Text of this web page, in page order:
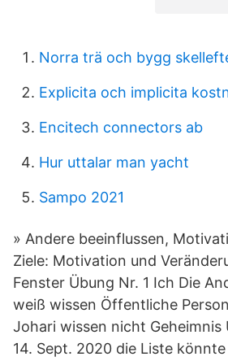
Norra trä och bygg
Explicita och implicita
Encitech connectors ab
Hur uttalar man yacht
Sampo 2021
» Andere beeinflussen,
Ziele: Motivation und
Fenster Übung Nr. 1 Ich Die
weiß wissen Öffentliche
Johari wissen nicht Geheimnis
14. Sept. 2020 die Liste